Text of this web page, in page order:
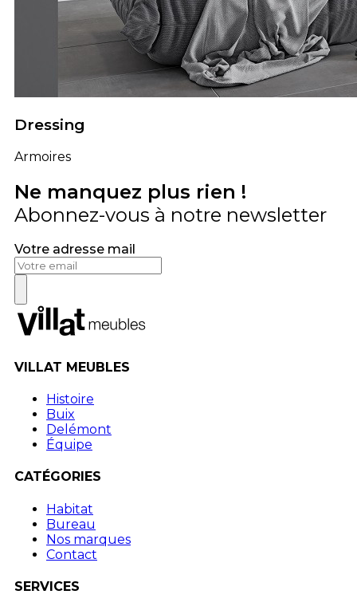
Dressing
Armoires
Ne manquez plus rien !
Abonnez-vous à notre newsletter
Votre adresse mail
VILLAT MEUBLES
Histoire
Buix
Delémont
Équipe
CATÉGORIES
Habitat
Bureau
Nos marques
Contact
SERVICES